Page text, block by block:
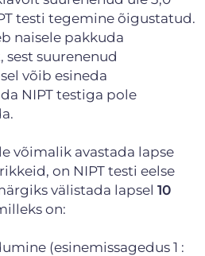
testi tegemine õigustatud.
naisele pakkuda
suurenenud
võib esineda
NIPT testiga pole
võimalik avastada lapse
on NIPT testi eelse
välistada lapsel 10
on:
(esinemissagedus 1 :